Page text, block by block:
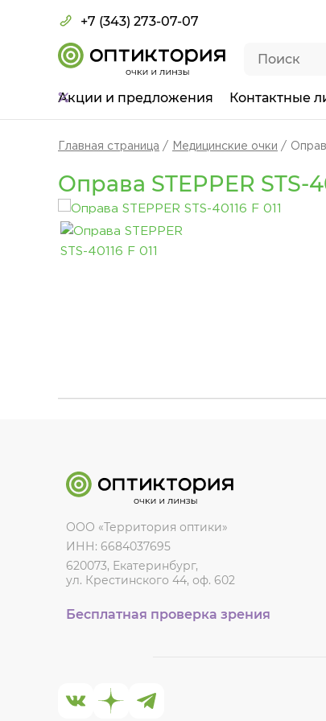
+7 (343) 273-07-07
Акции и предложения Контактные
Главная страница Медицинские очки
Оправа STEPPER STS-
ООО «Территория оптики»
ИНН: 6684037695
620073, Екатеринбург,
ул. Крестинского 44, оф. 602
Бесплатная проверка зрения